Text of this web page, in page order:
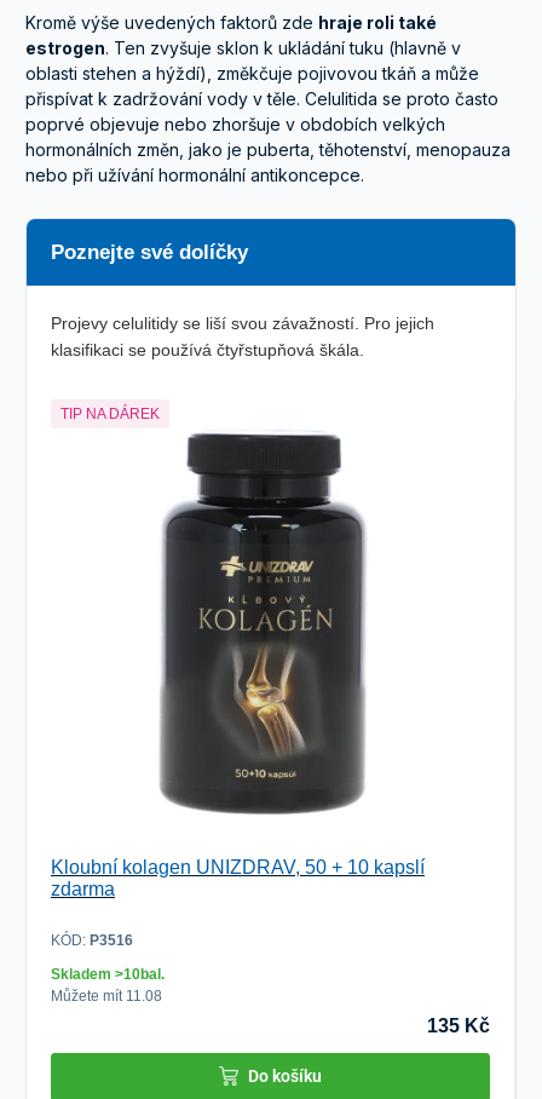
Kromě výše uvedených faktorů zde hraje roli také
estrogen. Ten zvyšuje sklon k ukládání tuku (hlavně v
oblasti stehen a hýždí), změkčuje pojivovou tkáň a může
přispívat k zadržování vody v těle. Celulitida se proto často
poprvé objevuje nebo zhoršuje v obdobích velkých
hormonálních změn, jako je puberta, těhotenství, menopauza
nebo při užívání hormonální antikoncepce.
Poznejte své dolíčky
Projevy celulitidy se liší svou závažností. Pro jejich
klasifikaci se používá čtyřstupňová škála.
TIP NA DÁREK
Kloubní kolagen UNIZDRAV, 50 + 10 kapslí
zdarma
KÓD: P3516
Skladem >10bal.
Můžete mít 11.08
135 Kč
Do košíku